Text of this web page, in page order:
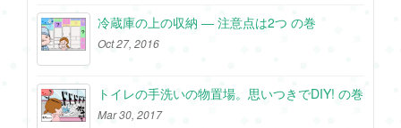
冷蔵庫の上の収納 ― 注意点は2つ の巻
Oct 27, 2016
トイレの手洗いの物置場。思いつきでDIY! の巻
Mar 30, 2017